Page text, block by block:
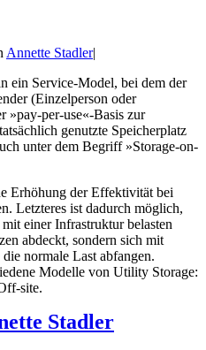
Annette Stadler|
ein Service-Model, bei dem der
(Einzelperson oder
»pay-per-use«-Basis zur
genutzte Speicherplatz
unter dem Begriff »Storage-on-
Erhöhung der Effektivität bei
Letzteres ist dadurch möglich,
einer Infrastruktur belasten
abdeckt, sondern sich mit
normale Last abfangen.
Modelle von Utility Storage:
site.
Stadler